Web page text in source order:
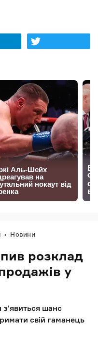
Новини
розклад
у
з'явиться шанс
свій гаманець